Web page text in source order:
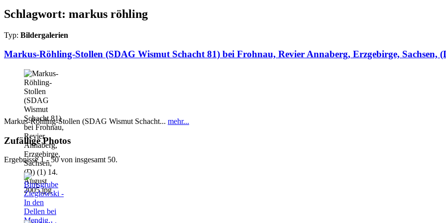
Schlagwort: markus röhling
Typ: Bildergalerien
Markus-Röhling-Stollen (SDAG Wismut Schacht 81) bei Frohnau, Revier Annaberg, Erzgebirge, Sachsen,
Markus-Röhling-Stollen (SDAG Wismut Schacht... mehr...
Zufällige Photos
Ergebnisse 1 - 50 von insgesamt 50.